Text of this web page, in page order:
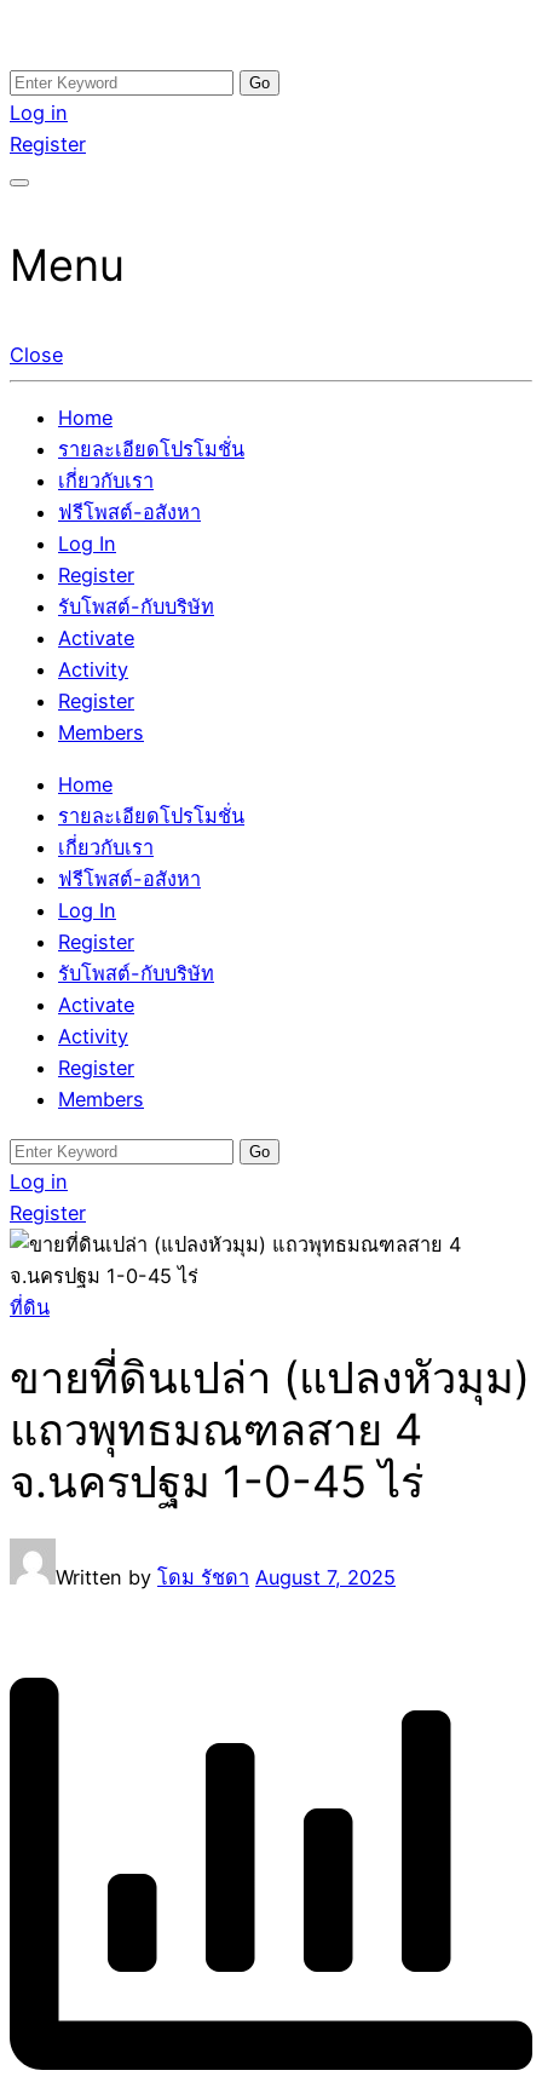
Skip
to
content
อสังหาโพสต์ รีวิวเยอะ รับจ้างโพสต์ขายบ้าน รับจ้างโพสต์อสัง
หา แตกต่างอย่างตั้งใจ รับรองผล อันดับ1 การโพสต์ขายอสังหา
กับทีมงานบริษัท บ้าน ที่ดิน คอนโด ติดGoogleหน้าแรกได้จริงๆ
รับจ้างโพสอสังหา ขายบ้าน อสังหาโพสต์ เชื่อถือได้จริง รับ
โพสต์ ที่ดิน กับทีมงานบริษัท ถูกและดีที่สุด ไม่มีค่านายหน้า
ขายได้จริงๆ ช่วยสร้างโอกาสในการขายได้มากกว่า ที่เดียว ที่
Search
for:
Log in
Register
Menu
Close
Home
รายละเอียดโปรโมชั่น
เกี่ยวกับเรา
ฟรีโพสต์-อสังหา
Log In
Register
รับโพสต์-กับบริษัท
Activate
Activity
Register
Members
Home
รายละเอียดโปรโมชั่น
เกี่ยวกับเรา
ฟรีโพสต์-อสังหา
Log In
Register
รับโพสต์-กับบริษัท
Activate
Activity
Register
Members
Search
for:
Log in
Register
ที่ดิน
ขายที่ดินเปล่า (แปลงหัวมุม)
แถวพุทธมณฑลสาย 4
จ.นครปฐม 1-0-45 ไร่
Written by โดม รัชดา August 7, 2025